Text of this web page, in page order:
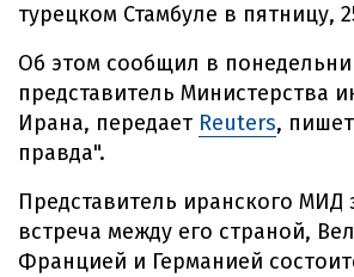
турецком Стамбуле в пятницу,
Об этом сообщил в
представитель Министерства
Ирана, передает Reuters,
правда".
Представитель иранского МИД
встреча между его страной,
Францией и Германией